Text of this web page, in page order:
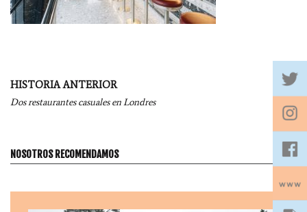
Navegación
por
HISTORIA ANTERIOR
Dos restaurantes casuales en Londres
NOSOTROS RECOMENDAMOS